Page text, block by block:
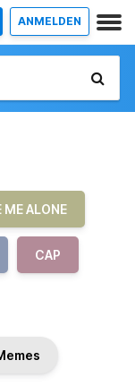
ANMELDEN
ME ALONE
CAP